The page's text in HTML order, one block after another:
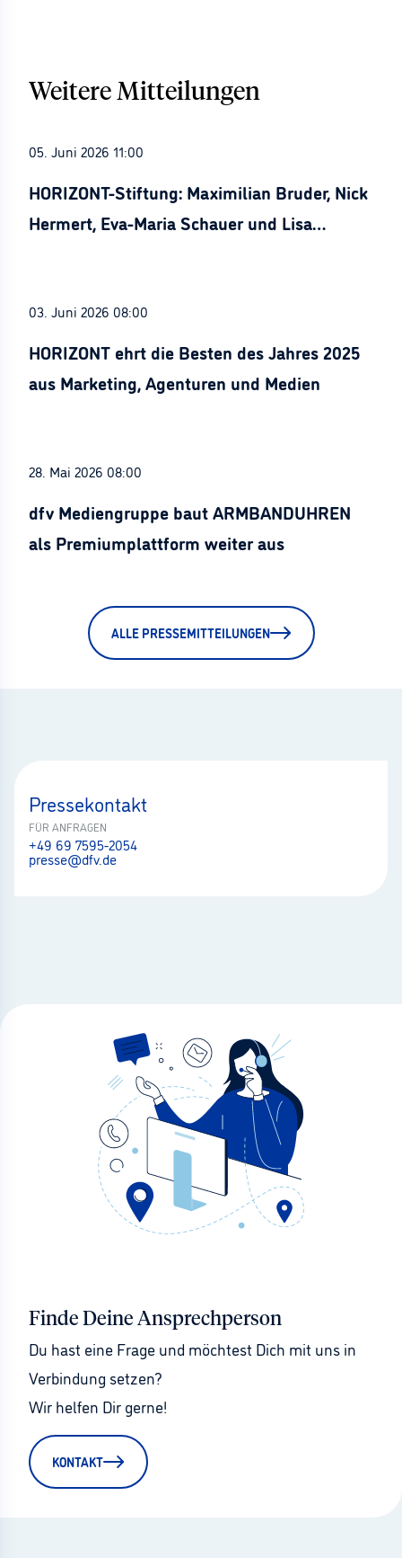
Weitere Mitteilungen
05. Juni 2026 11:00
HORIZONT-Stiftung: Maximilian Bruder, Nick
Hermert, Eva-Maria Schauer und Lisa
03. Juni 2026 08:00
HORIZONT ehrt die Besten des Jahres 2025
aus Marketing, Agenturen und Medien
28. Mai 2026 08:00
dfv Mediengruppe baut ARMBANDUHREN
als Premiumplattform weiter aus
ALLE PRESSEMITTEILUNGEN
Pressekontakt
FÜR ANFRAGEN
+49 69 7595-2054
presse@dfv.de
Finde Deine Ansprechperson
Du hast eine Frage und möchtest Dich mit uns in
Verbindung setzen?
Wir helfen Dir gerne!
KONTAKT